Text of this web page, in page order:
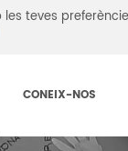
teves
CONEIX-NOS